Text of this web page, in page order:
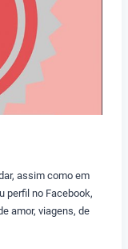
assim como em
perfil no Facebook,
amor, viagens, de